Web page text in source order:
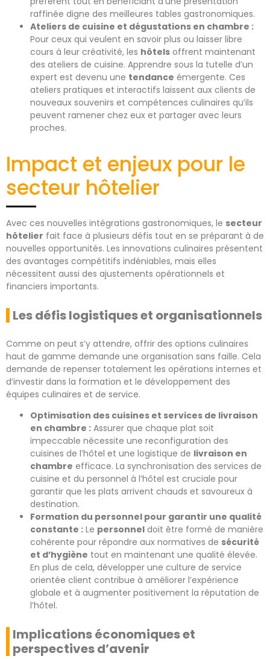
raffinée digne des meilleures tables gastronomiques.
Ateliers de cuisine et dégustations en chambre :
Pour ceux qui veulent en savoir plus ou laisser libre
cours à leur créativité, les hôtels offrent maintenant
des ateliers de cuisine. Apprendre sous la tutelle d’un
expert est devenu une tendance émergente. Ces
ateliers pratiques et interactifs laissent aux clients de
nouveaux souvenirs et compétences culinaires qu’ils
peuvent ramener chez eux et partager avec leurs
proches.
Impact et enjeux pour le
secteur hôtelier
Avec ces nouvelles intégrations gastronomiques, le secteur
hôtelier fait face à plusieurs défis tout en se préparant à de
nouvelles opportunités. Les innovations culinaires présentent
des avantages compétitifs indéniables, mais elles
nécessitent aussi des ajustements opérationnels et
financiers importants.
Les défis logistiques et organisationnels
Comme on peut s’y attendre, offrir des options culinaires
haut de gamme demande une organisation sans faille. Cela
demande de repenser totalement les opérations internes et
d’investir dans la formation et le développement des
équipes culinaires et de service.
Optimisation des cuisines et services de livraison
en chambre : Assurer que chaque plat soit
impeccable nécessite une reconfiguration des
cuisines de l’hôtel et une logistique de livraison en
chambre efficace. La synchronisation des services de
cuisine et du personnel à l’hôtel est cruciale pour
garantir que les plats arrivent chauds et savoureux à
destination.
Formation du personnel pour garantir une qualité
constante : Le personnel doit être formé de manière
cohérente pour répondre aux normatives de sécurité
et d’hygiène tout en maintenant une qualité élevée.
En plus de cela, développer une culture de service
orientée client contribue à améliorer l’expérience
globale et à augmenter positivement la réputation de
l’hôtel.
Implications économiques et
perspectives d’avenir